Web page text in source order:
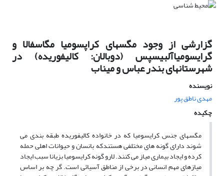
گزارشی از وجود مگسهای کراپسومیا مگاسفالا و
گرایسومیاآلبیسپس (دوبالان: کالیفوریده) در
شهرستانهای بندر عباس و میناب
نویسنده
مهدی ناطق پور
چکیده
مگسهای جنس کرایسومیا که در خانواده کالیفوریده طبقه بندی می
شوند دارای گونه های مختلفی هستندکه بانسان و حیوانات اهلی حمله
کرده و ایجاد بیماری میاز می کنند. لارو گونه کرایسومیا بزیانا سبب ایجاد
میازهای مهم انسانی در برخی از مناطق آسیائی است. گر چه بر اساس